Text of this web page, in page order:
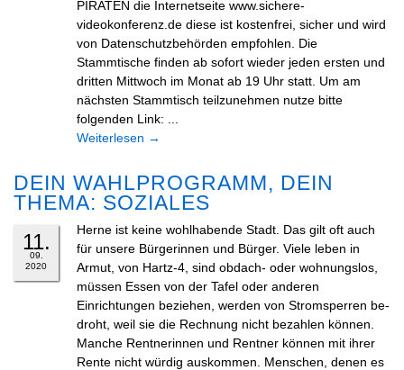
PIRATEN die Internetseite www.sichere-
videokonferenz.de diese ist kostenfrei, sicher und wird
von Datenschutzbehörden empfohlen. Die
Stammtische finden ab sofort wieder jeden ersten und
dritten Mittwoch im Monat ab 19 Uhr statt. Um am
nächsten Stammtisch teilzunehmen nutze bitte
folgenden Link: ...
Weiterlesen →
DEIN WAHLPROGRAMM, DEIN
THEMA: SOZIALES
11.
09.
2020
Herne ist keine wohlhabende Stadt. Das gilt oft auch
für unsere Bürgerinnen und Bürger. Viele leben in
Armut, von Hartz-4, sind obdach- oder wohnungslos,
müssen Essen von der Tafel oder anderen
Einrichtungen beziehen, werden von Stromsperren be-
droht, weil sie die Rechnung nicht bezahlen können.
Manche Rentnerinnen und Rentner können mit ihrer
Rente nicht würdig auskommen. Menschen, denen es